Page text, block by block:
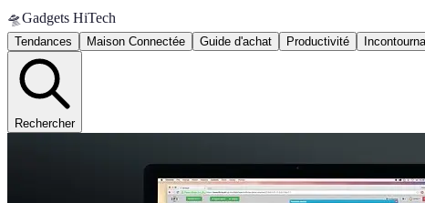
🛸Gadgets HiTech
Tendances Maison Connectée Guide d'achat Productivité
Rechercher